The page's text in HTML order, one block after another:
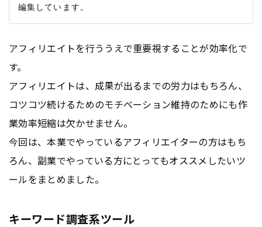
アフィリエイトを行ううえで重要視することが効率化で
す。
アフィリエイトは、成果が出るまでの労力はもちろん、
コツコツ続けるためのモチベーション維持のためにも作
業効率短縮は欠かせません。
今回は、本業でやっているアフィリエイターの方はもち
ろん、副業でやっている方にとってもオススメしたいツ
ールをまとめました。
キーワード調査系ツール